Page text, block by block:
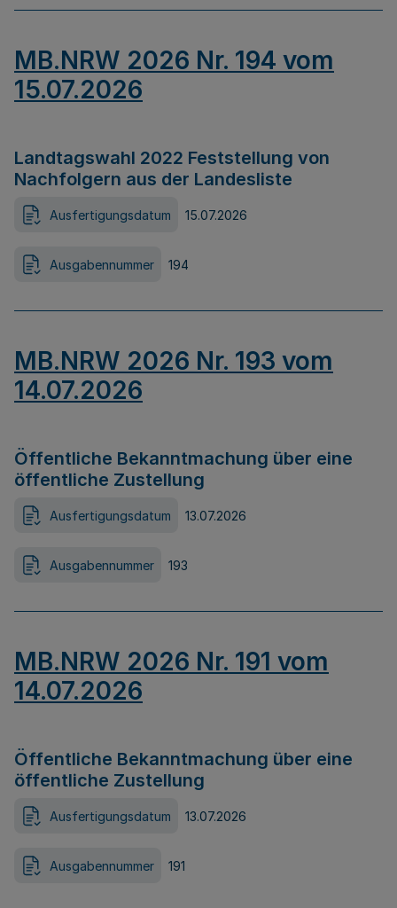
MB.NRW 2026 Nr. 194 vom
15.07.2026
Landtagswahl 2022 Feststellung von
Nachfolgern aus der Landesliste
Ausfertigungsdatum 15.07.2026
Ausgabennummer 194
MB.NRW 2026 Nr. 193 vom
14.07.2026
Öffentliche Bekanntmachung über eine
öffentliche Zustellung
Ausfertigungsdatum 13.07.2026
Ausgabennummer 193
MB.NRW 2026 Nr. 191 vom
14.07.2026
Öffentliche Bekanntmachung über eine
öffentliche Zustellung
Ausfertigungsdatum 13.07.2026
Ausgabennummer 191